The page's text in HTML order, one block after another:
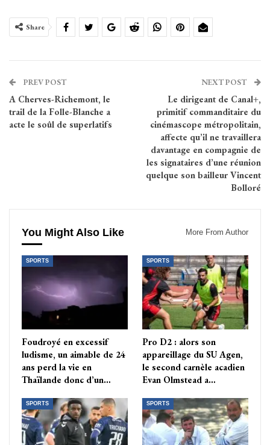
Share
PREV POST
A Cherves-Richemont, le
trail de la Folle-Blanche a
acte le soûl de superlatifs
NEXT POST
Le dirigeant de Canal+,
primitif commanditaire du
cinémascope métropolitain,
affecte qu’il ne travaillera
davantage en compagnie de
les signataires d’une réunion
quelque son bailleur Vincent
Bolloré
You Might Also Like More From Author
SPORTS
Foudroyé en excessif
ludisme, un aimable de 24
ans perd la vie en
Thaïlande donc d’un…
SPORTS
Pro D2 : alors son
appareillage du SU Agen,
le second carnèle acadien
Evan Olmstead a…
SPORTS SPORTS